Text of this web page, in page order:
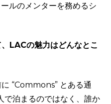
ルのメンターを務めるシ
LACの魅力はどんなとこ
“Commons” とある通
で泊まるのではなく、誰か